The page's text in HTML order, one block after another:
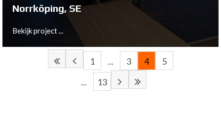
Norrköping, SE
Bekijk project ...
1 ... 3 4
5
...
13